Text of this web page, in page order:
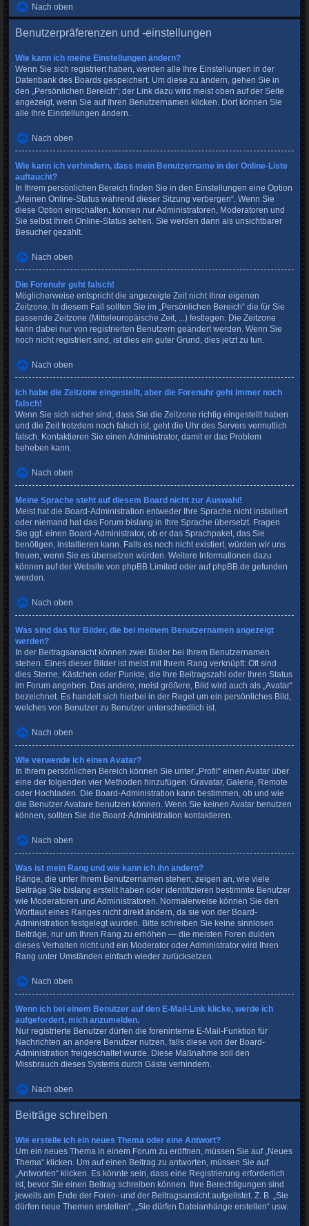
Nach oben
Benutzerpräferenzen und -einstellungen
Wie kann ich meine Einstellungen ändern?
Wenn Sie sich registriert haben, werden alle Ihre Einstellungen in der
Datenbank des Boards gespeichert. Um diese zu ändern, gehen Sie in
den „Persönlichen Bereich“; der Link dazu wird meist oben auf der Seite
angezeigt, wenn Sie auf Ihren Benutzernamen klicken. Dort können Sie
alle Ihre Einstellungen ändern.
Nach oben
Wie kann ich verhindern, dass mein Benutzername in der Online-Liste
auftaucht?
In Ihrem persönlichen Bereich finden Sie in den Einstellungen eine Option
„Meinen Online-Status während dieser Sitzung verbergen“. Wenn Sie
diese Option einschalten, können nur Administratoren, Moderatoren und
Sie selbst Ihren Online-Status sehen. Sie werden dann als unsichtbarer
Besucher gezählt.
Nach oben
Die Forenuhr geht falsch!
Möglicherweise entspricht die angezeigte Zeit nicht Ihrer eigenen
Zeitzone. In diesem Fall sollten Sie im „Persönlichen Bereich“ die für Sie
passende Zeitzone (Mitteleuropäische Zeit, ...) festlegen. Die Zeitzone
kann dabei nur von registrierten Benutzern geändert werden. Wenn Sie
noch nicht registriert sind, ist dies ein guter Grund, dies jetzt zu tun.
Nach oben
Ich habe die Zeitzone eingestellt, aber die Forenuhr geht immer noch
falsch!
Wenn Sie sich sicher sind, dass Sie die Zeitzone richtig eingestellt haben
und die Zeit trotzdem noch falsch ist, geht die Uhr des Servers vermutlich
falsch. Kontaktieren Sie einen Administrator, damit er das Problem
beheben kann.
Nach oben
Meine Sprache steht auf diesem Board nicht zur Auswahl!
Meist hat die Board-Administration entweder Ihre Sprache nicht installiert
oder niemand hat das Forum bislang in Ihre Sprache übersetzt. Fragen
Sie ggf. einen Board-Administrator, ob er das Sprachpaket, das Sie
benötigen, installieren kann. Falls es noch nicht existiert, würden wir uns
freuen, wenn Sie es übersetzen würden. Weitere Informationen dazu
können auf der Website von phpBB Limited oder aufphpBB.de gefunden
werden.
Nach oben
Was sind das für Bilder, die bei meinem Benutzernamen angezeigt
werden?
In der Beitragsansicht können zwei Bilder bei Ihrem Benutzernamen
stehen. Eines dieser Bilder ist meist mit Ihrem Rang verknüpft: Oft sind
dies Sterne, Kästchen oder Punkte, die Ihre Beitragszahl oder Ihren Status
im Forum angeben. Das andere, meist größere, Bild wird auch als „Avatar“
bezeichnet. Es handelt sich hierbei in der Regel um ein persönliches Bild,
welches von Benutzer zu Benutzer unterschiedlich ist.
Nach oben
Wie verwende ich einen Avatar?
In Ihrem persönlichen Bereich können Sie unter „Profil“ einen Avatar über
eine der folgenden vier Methoden hinzufügen: Gravatar, Galerie, Remote
oder Hochladen. Die Board-Administration kann bestimmen, ob und wie
die Benutzer Avatare benutzen können. Wenn Sie keinen Avatar benutzen
können, sollten Sie die Board-Administration kontaktieren.
Nach oben
Was ist mein Rang und wie kann ich ihn ändern?
Ränge, die unter Ihrem Benutzernamen stehen, zeigen an, wie viele
Beiträge Sie bislang erstellt haben oder identifizieren bestimmte Benutzer
wie Moderatoren und Administratoren. Normalerweise können Sie den
Wortlaut eines Ranges nicht direkt ändern, da sie von der Board-
Administration festgelegt wurden. Bitte schreiben Sie keine sinnlosen
Beiträge, nur um Ihren Rang zu erhöhen — die meisten Foren dulden
dieses Verhalten nicht und ein Moderator oder Administrator wird Ihren
Rang unter Umständen einfach wieder zurücksetzen.
Nach oben
Wenn ich bei einem Benutzer auf den E-Mail-Link klicke, werde ich
aufgefordert, mich anzumelden.
Nur registrierte Benutzer dürfen die foreninterne E-Mail-Funktion für
Nachrichten an andere Benutzer nutzen, falls diese von der Board-
Administration freigeschaltet wurde. Diese Maßnahme soll den
Missbrauch dieses Systems durch Gäste verhindern.
Nach oben
Beiträge schreiben
Wie erstelle ich ein neues Thema oder eine Antwort?
Um ein neues Thema in einem Forum zu eröffnen, müssen Sie auf „Neues
Thema“ klicken. Um auf einen Beitrag zu antworten, müssen Sie auf
„Antworten“ klicken. Es könnte sein, dass eine Registrierung erforderlich
ist, bevor Sie einen Beitrag schreiben können. Ihre Berechtigungen sind
jeweils am Ende der Foren- und der Beitragsansicht aufgelistet. Z. B. „Sie
dürfen neue Themen erstellen“, „Sie dürfen Dateianhänge erstellen“ usw.